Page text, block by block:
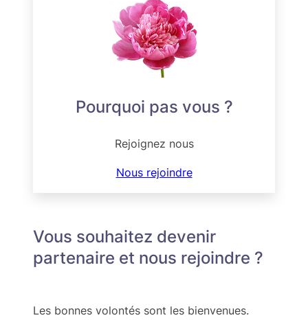
Pourquoi pas vous ?
Rejoignez nous
Nous rejoindre
Vous souhaitez devenir
partenaire et nous rejoindre ?
Les bonnes volontés sont les bienvenues.